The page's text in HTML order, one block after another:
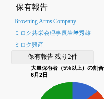
保有報告
Browning Arms Company
ミロク共栄会理事長岩﨑秀雄
ミロク興産
保有報告 残り2件
大量保有者（5%以上）の割合
6月2日